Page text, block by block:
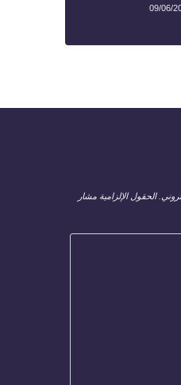
09/06/
الحقول الإلزامية مشار